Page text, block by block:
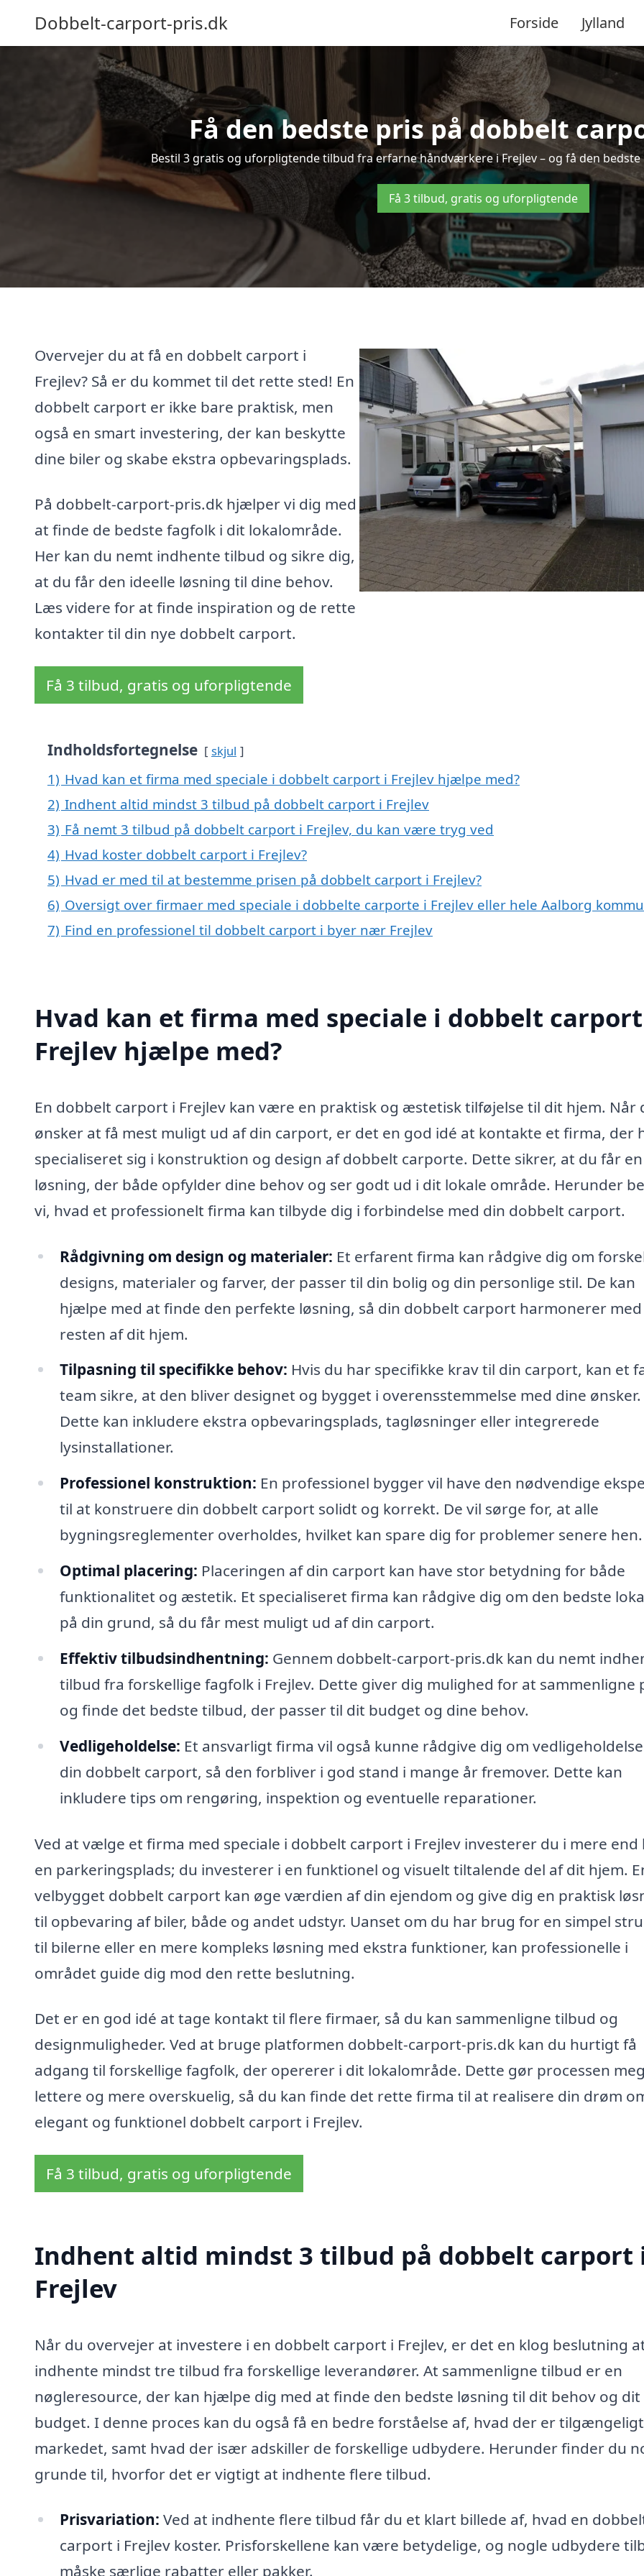
Dobbelt-carport-pris.dk Forside Jylland
Få den bedste pris på dobbelt
Bestil 3 gratis og uforpligtende tilbud fra erfarne håndværkere i Frejlev – og få den
Få 3 tilbud, gratis og uforpligtende
Overvejer du at få en dobbelt carport i
Frejlev? Så er du kommet til det rette sted! En
dobbelt carport er ikke bare praktisk, men
også en smart investering, der kan beskytte
dine biler og skabe ekstra opbevaringsplads.
På dobbelt-carport-pris.dk hjælper vi dig med
at finde de bedste fagfolk i dit lokalområde.
Her kan du nemt indhente tilbud og sikre dig,
at du får den ideelle løsning til dine behov.
Læs videre for at finde inspiration og de rette
kontakter til din nye dobbelt carport.
Få 3 tilbud, gratis og uforpligtende
Indholdsfortegnelse skjul
1) Hvad kan et firma med speciale i dobbelt carport i Frejlev hjælpe med?
2) Indhent altid mindst 3 tilbud på dobbelt carport i Frejlev
3) Få nemt 3 tilbud på dobbelt carport i Frejlev, du kan være tryg ved
4) Hvad koster dobbelt carport i Frejlev?
5) Hvad er med til at bestemme prisen på dobbelt carport i Frejlev?
6) Oversigt over firmaer med speciale i dobbelte carporte i Frejlev eller hele Aalborg
7) Find en professionel til dobbelt carport i byer nær Frejlev
Hvad kan et firma med speciale i dobbelt
Frejlev hjælpe med?
En dobbelt carport i Frejlev kan være en praktisk og æstetisk tilføjelse til dit hjem. Når
ønsker at få mest muligt ud af din carport, er det en god idé at kontakte et firma, der
specialiseret sig i konstruktion og design af dobbelt carporte. Dette sikrer, at du får en
løsning, der både opfylder dine behov og ser godt ud i dit lokale område. Herunder
vi, hvad et professionelt firma kan tilbyde dig i forbindelse med din dobbelt carport.
Rådgivning om design og materialer: Et erfarent firma kan rådgive dig om
designs, materialer og farver, der passer til din bolig og din personlige stil. De kan
hjælpe med at finde den perfekte løsning, så din dobbelt carport harmonerer med
resten af dit hjem.
Tilpasning til specifikke behov: Hvis du har specifikke krav til din carport, kan et
team sikre, at den bliver designet og bygget i overensstemmelse med dine ønsker.
Dette kan inkludere ekstra opbevaringsplads, tagløsninger eller integrerede
lysinstallationer.
Professionel konstruktion: En professionel bygger vil have den nødvendige
til at konstruere din dobbelt carport solidt og korrekt. De vil sørge for, at alle
bygningsreglementer overholdes, hvilket kan spare dig for problemer senere hen.
Optimal placering: Placeringen af din carport kan have stor betydning for både
funktionalitet og æstetik. Et specialiseret firma kan rådgive dig om den bedste
på din grund, så du får mest muligt ud af din carport.
Effektiv tilbudsindhentning: Gennem dobbelt-carport-pris.dk kan du nemt
tilbud fra forskellige fagfolk i Frejlev. Dette giver dig mulighed for at sammenligne
og finde det bedste tilbud, der passer til dit budget og dine behov.
Vedligeholdelse: Et ansvarligt firma vil også kunne rådgive dig om
din dobbelt carport, så den forbliver i god stand i mange år fremover. Dette kan
inkludere tips om rengøring, inspektion og eventuelle reparationer.
Ved at vælge et firma med speciale i dobbelt carport i Frejlev investerer du i mere end
en parkeringsplads; du investerer i en funktionel og visuelt tiltalende del af dit hjem.
velbygget dobbelt carport kan øge værdien af din ejendom og give dig en praktisk
til opbevaring af biler, både og andet udstyr. Uanset om du har brug for en simpel
til bilerne eller en mere kompleks løsning med ekstra funktioner, kan professionelle i
området guide dig mod den rette beslutning.
Det er en god idé at tage kontakt til flere firmaer, så du kan sammenligne tilbud og
designmuligheder. Ved at bruge platformen dobbelt-carport-pris.dk kan du hurtigt få
adgang til forskellige fagfolk, der opererer i dit lokalområde. Dette gør processen
lettere og mere overskuelig, så du kan finde det rette firma til at realisere din drøm
elegant og funktionel dobbelt carport i Frejlev.
Få 3 tilbud, gratis og uforpligtende
Indhent altid mindst 3 tilbud på dobbelt carport
Frejlev
Når du overvejer at investere i en dobbelt carport i Frejlev, er det en klog beslutning
indhente mindst tre tilbud fra forskellige leverandører. At sammenligne tilbud er en
nøgleresource, der kan hjælpe dig med at finde den bedste løsning til dit behov og dit
budget. I denne proces kan du også få en bedre forståelse af, hvad der er
markedet, samt hvad der især adskiller de forskellige udbydere. Herunder finder du
grunde til, hvorfor det er vigtigt at indhente flere tilbud.
Prisvariation: Ved at indhente flere tilbud får du et klart billede af, hvad en
carport i Frejlev koster. Prisforskellene kan være betydelige, og nogle udbydere
måske særlige rabatter eller pakker.